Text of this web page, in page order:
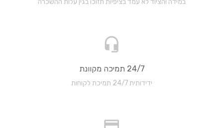
במידה והציוד לא עמד בציפיות תזוכו בגין עלות ההשכרה
24/7 תמיכה מקוונת
ידידותית 24/7 תמיכת לקוחות